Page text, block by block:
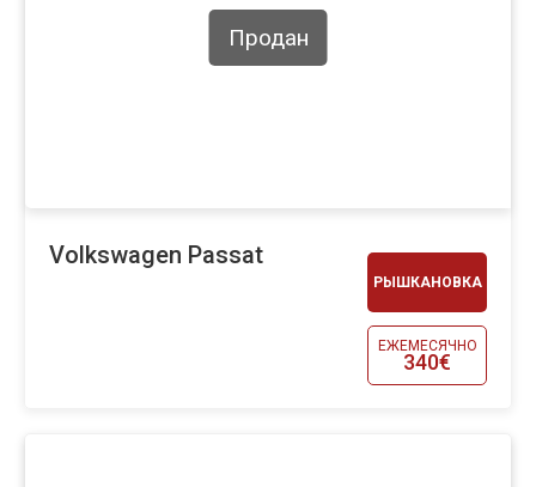
РЫШКАНОВКА
ЕЖЕМЕСЯЧНО
340€
Продан
Volkswagen Passat